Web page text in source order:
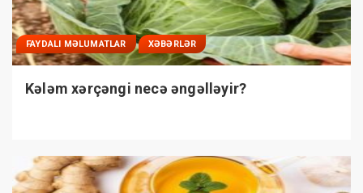
FAYDALI MƏLUMATLAR XƏBƏRLƏR
Kələm xərçəngi necə əngəlləyir?